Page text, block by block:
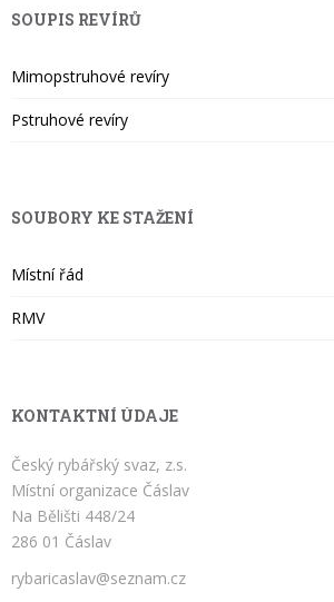
SOUPIS REVÍRŮ
Mimopstruhové revíry
Pstruhové revíry
SOUBORY KE STAŽENÍ
Místní řád
RMV
KONTAKTNÍ ÚDAJE
Český rybářský svaz, z.s.
Místní organizace Čáslav
Na Bělišti 448/24
286 01 Čáslav
rybaricaslav@seznam.cz